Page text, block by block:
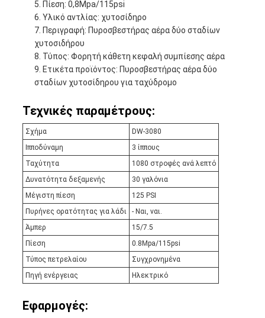
Πίεση: 0,8Mpa/115psi
Υλικό αντλίας: χυτοσίδηρο
Περιγραφή: Πυροσβεστήρας αέρα δύο σταδίων
χυτοσιδήρου
Τύπος: Φορητή κάθετη κεφαλή συμπίεσης αέρα
Ετικέτα προϊόντος: Πυροσβεστήρας αέρα δύο
σταδίων χυτοσίδηρου για ταχύδρομο
Τεχνικές παραμέτρους:
Σχήμα
DW-3080
Ιπποδύναμη
3 ίππους
Ταχύτητα
1080 στροφές ανά λεπτό
Δυνατότητα δεξαμενής
30 γαλόνια
Μέγιστη πίεση
125 PSI
Πυρήνες ορατότητας για λάδι
- Ναι, ναι.
Άμπερ
15/7.5
Πίεση
0.8Mpa/115psi
Τύπος πετρελαίου
Συγχρονημένα
Πηγή ενέργειας
Ηλεκτρικό
Εφαρμογές: